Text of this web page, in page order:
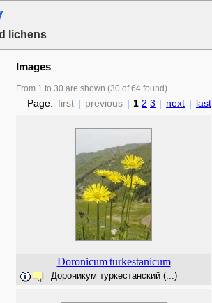
lichens
Images
From 1 to 30 are shown (30 of 64 found)
Page: first | previous | 1 2 3 | next | last
Doronicum turkestanicum
Дороникум туркестанский (...)